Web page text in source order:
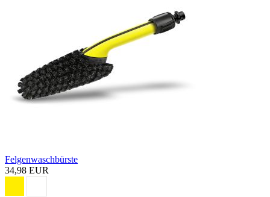
Felgenwaschbürste
34,98 EUR